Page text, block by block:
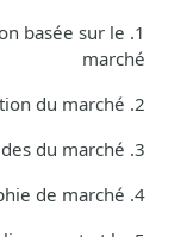
1.
basée sur le
marché
2.
du marché
3.
du marché
4.
de marché